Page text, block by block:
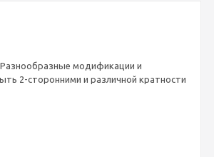
модификации и
2-сторонними и различной кратности